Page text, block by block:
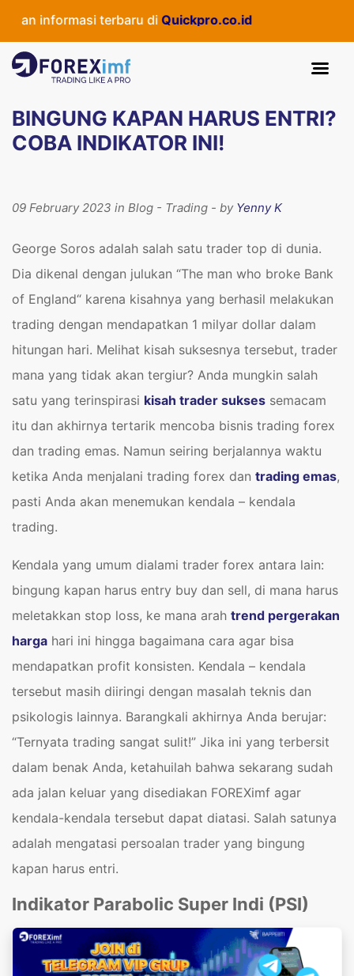
informasi terbaru diQuickpro.co.id
BINGUNG KAPAN HARUS ENTRI?
COBA INDIKATOR INI!
09 February 2023 in Blog - Trading - by Yenny K
George Soros adalah salah satu trader top di dunia.
Dia dikenal dengan julukan “The man who broke Bank
of England“ karena kisahnya yang berhasil melakukan
trading dengan mendapatkan 1 milyar dollar dalam
hitungan hari. Melihat kisah suksesnya tersebut, trader
mana yang tidak akan tergiur? Anda mungkin salah
satu yang terinspirasi kisah trader sukses semacam
itu dan akhirnya tertarik mencoba bisnis trading forex
dan trading emas. Namun seiring berjalannya waktu
ketika Anda menjalani trading forex dan trading emas,
pasti Anda akan menemukan kendala – kendala
trading.
Kendala yang umum dialami trader forex antara lain:
bingung kapan harus entry buy dan sell, di mana harus
meletakkan stop loss, ke mana arah trend pergerakan
harga hari ini hingga bagaimana cara agar bisa
mendapatkan profit konsisten. Kendala – kendala
tersebut masih diiringi dengan masalah teknis dan
psikologis lainnya. Barangkali akhirnya Anda berujar:
“Ternyata trading sangat sulit!” Jika ini yang terbersit
dalam benak Anda, ketahuilah bahwa sekarang sudah
ada jalan keluar yang disediakan FOREXimf agar
kendala-kendala tersebut dapat diatasi. Salah satunya
adalah mengatasi persoalan trader yang bingung
kapan harus entri.
Indikator Parabolic Super Indi (PSI)